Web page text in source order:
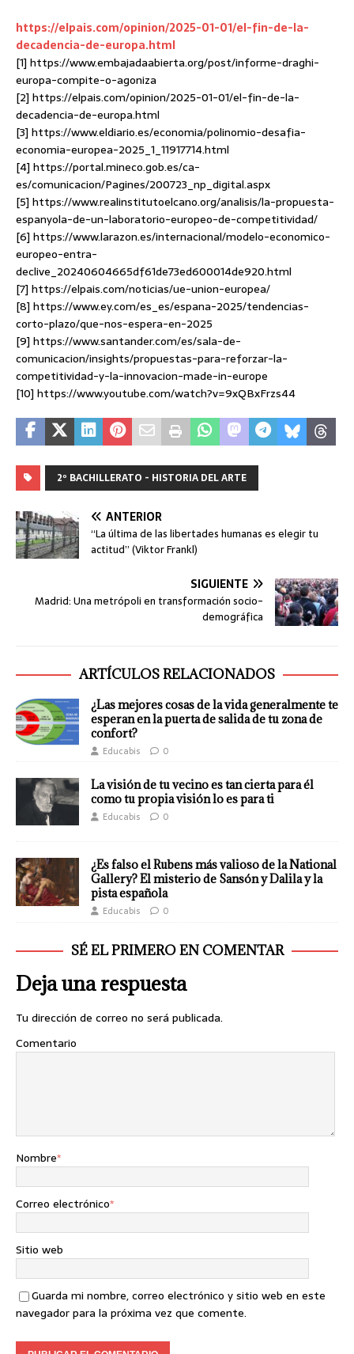
https://elpais.com/opinion/2025-01-01/el-fin-de-la-
decadencia-de-europa.html
[1] https://www.embajadaabierta.org/post/informe-draghi-
europa-compite-o-agoniza
[2] https://elpais.com/opinion/2025-01-01/el-fin-de-la-
decadencia-de-europa.html
[3] https://www.eldiario.es/economia/polinomio-desafia-
economia-europea-2025_1_11917714.html
[4] https://portal.mineco.gob.es/ca-
es/comunicacion/Pagines/200723_np_digital.aspx
[5] https://www.realinstitutoelcano.org/analisis/la-propuesta-
espanyola-de-un-laboratorio-europeo-de-competitividad/
[6] https://www.larazon.es/internacional/modelo-economico-
europeo-entra-
declive_20240604665df61de73ed600014de920.html
[7] https://elpais.com/noticias/ue-union-europea/
[8] https://www.ey.com/es_es/espana-2025/tendencias-
corto-plazo/que-nos-espera-en-2025
[9] https://www.santander.com/es/sala-de-
comunicacion/insights/propuestas-para-reforzar-la-
competitividad-y-la-innovacion-made-in-europe
[10] https://www.youtube.com/watch?v=9xQBxFrzs44
2º BACHILLERATO - HISTORIA DEL ARTE
ANTERIOR
“La última de las libertades humanas es elegir tu
actitud” (Viktor Frankl)
SIGUIENTE
Madrid: Una metrópoli en transformación socio-
demográfica
ARTÍCULOS RELACIONADOS
¿Las mejores cosas de la vida generalmente te
esperan en la puerta de salida de tu zona de
confort?
Educabis 0
La visión de tu vecino es tan cierta para él
como tu propia visión lo es para ti
Educabis 0
¿Es falso el Rubens más valioso de la National
Gallery? El misterio de Sansón y Dalila y la
pista española
Educabis 0
SÉ EL PRIMERO EN COMENTAR
Deja una respuesta
Tu dirección de correo no será publicada.
Comentario
Nombre*
Correo electrónico*
Sitio web
Guarda mi nombre, correo electrónico y sitio web en este
navegador para la próxima vez que comente.